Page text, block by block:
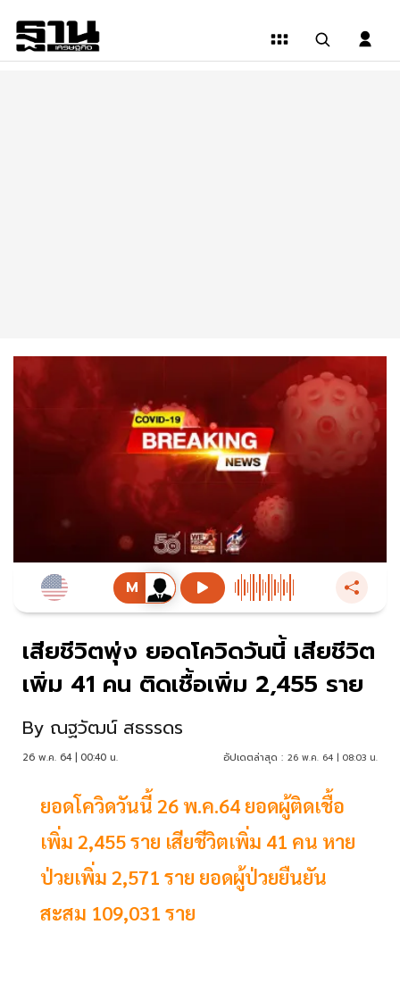
เสียชีวิตพุ่ง ยอดโควิดวันนี้ เสียชีวิต
เพิ่ม 41 คน ติดเชื้อเพิ่ม 2,455 ราย
By ณฐวัฒน์ สธรรดร
26 พ.ค. 64 | 00:40 น. อัปเดตล่าสุด : 26 พ.ค. 64 | 08:03 น.
ยอดโควิดวันนี้ 26 พ.ค.64 ยอดผู้ติดเชื้อ
เพิ่ม 2,455 ราย เสียชีวิตเพิ่ม 41 คน หาย
ป่วยเพิ่ม 2,571 ราย ยอดผู้ป่วยยืนยัน
สะสม 109,031 ราย